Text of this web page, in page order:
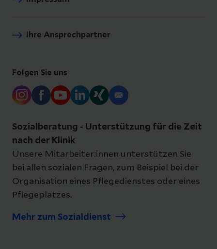
Ihre Ansprechpartner
Folgen Sie uns
Sozialberatung - Unterstützung für die Zeit
nach der Klinik
Unsere Mitarbeiter:innen unterstützen Sie
bei allen sozialen Fragen, zum Beispiel bei der
Organisation eines Pflegedienstes oder eines
Pflegeplatzes.
Mehr zum Sozialdienst